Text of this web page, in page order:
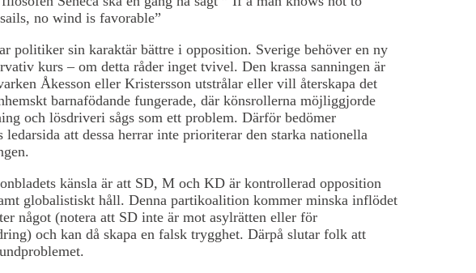
no wind is favorable”
politiker sin karaktär bättre i opposition. Sverige behöver en ny
kurs – om detta råder inget tvivel. Den krassa sanningen är
Åkesson eller Kristersson utstrålar eller vill återskapa det
barnafödande fungerade, där könsrollerna möjliggjorde
och lösdriveri sågs som ett problem. Därför bedömer
ledarsida att dessa herrar inte prioriterar den starka nationella
känsla är att SD, M och KD är kontrollerad opposition
globalistiskt håll. Denna partikoalition kommer minska inflödet
något (notera att SD inte är mot asylrätten eller för
och kan då skapa en falsk trygghet. Därpå slutar folk att